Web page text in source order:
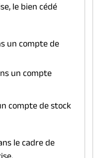
le bien cédé
un compte de
un compte
compte de stock
le cadre de